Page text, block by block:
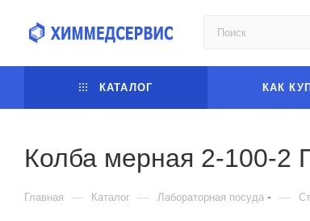
КАТАЛОГ КАК
Колба мерная 2-100-
Главная — Каталог — Лабораторная посуда —